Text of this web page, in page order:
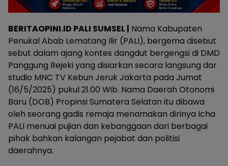
BERITAOPINI.ID PALI SUMSEL | Nama Kabupaten
Penukal Abab Lematang Ilir (PALI), bergema disebut
sebut dalam ajang kontes dangdut bergengsi di DMD
Panggung Rejeki yang disiarkan secara langsung dar
studio MNC TV Kebun Jeruk Jakarta pada Jumat
(16/5/2025) pukul 21.00 Wib. Nama Daerah Otonomi
Baru (DOB) Propinsi Sumatera Selatan itu dibawa
oleh seorang gadis remaja menamakan dirinya Icha
PALI menuai pujian dan kebanggaan dari berbagai
pihak bahkan kalangan pejabat dan politisi
daerahnya.